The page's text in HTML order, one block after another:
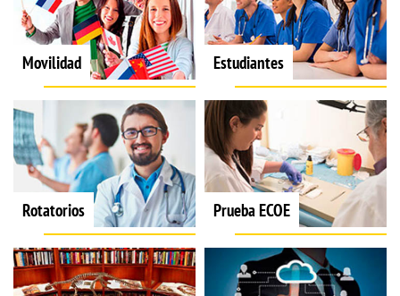
Movilidad Estudiantes
Rotatorios Prueba ECOE